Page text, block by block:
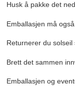
Husk å pakke det
Emballasjen må
Returnerer du
Brett det sammen
Emballasjen og